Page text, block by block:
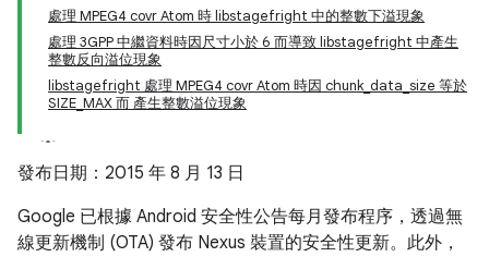
處理 MPEG4 covr Atom 時 libstagefright 中的整數下溢現象
處理 3GPP 中繼資料時因尺寸小於 6 而導致 libstagefright 中產生
整數反向溢位現象
libstagefright 處理 MPEG4 covr Atom 時因 chunk_data_size 等於
SIZE_MAX 而 產生整數溢位現象
發布日期：2015 年 8 月 13 日
Google 已根據 Android 安全性公告每月發布程序，透過無
線更新機制 (OTA) 發布 Nexus 裝置的安全性更新。此外，